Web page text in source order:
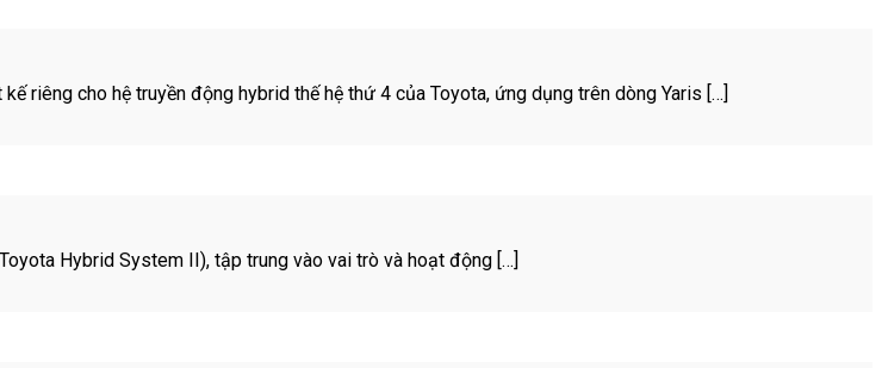
riêng cho hệ truyền động hybrid thế hệ thứ 4 của Toyota, ứng dụng trên dòng Yaris […]
Hybrid System II), tập trung vào vai trò và hoạt động […]